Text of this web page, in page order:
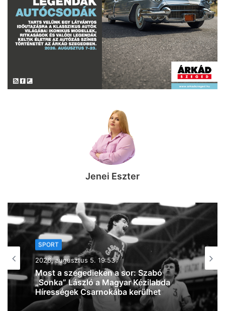
Jenei Eszter
SPORT
2026, augusztus 4. 09:56
Tart a felkészülés: fiatalos, lendületes
Szegedet képzelnek el Bánhidiék az új
szezonra